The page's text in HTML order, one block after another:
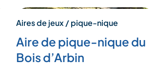
Aires de jeux / pique-nique
Aire de pique-nique du
Bois d’Arbin